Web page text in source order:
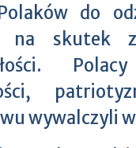
do
na skutek
wywalczyli